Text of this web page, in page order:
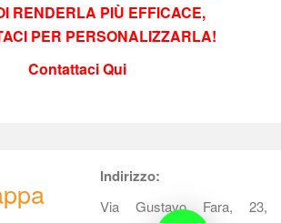
RENDERLA PIÙ EFFICACE,
PER PERSONALIZZARLA!
Contattaci Qui
Indirizzo:
Via Gustavo Fara, 23,